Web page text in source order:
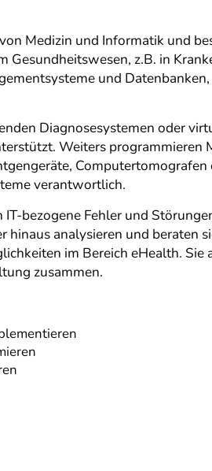
Medizin und Informatik und
z.B. in
und
Diagnosesystemen oder
Weiters programmieren
verantwortlich.
bezogene Fehler und
analysieren und beraten
im Bereich eHealth. Sie
zusammen.